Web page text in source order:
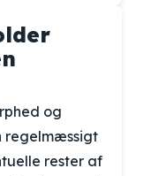
og
regelmæssigt
rester af